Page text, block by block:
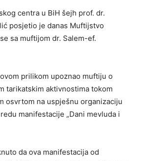
centra u BiH šejh prof. dr.
posjetio je danas Muftijstvo
sa muftijom dr. Salem-ef.
prilikom upoznao muftiju o
tarikatskim aktivnostima tokom
osvrtom na uspješnu organizaciju
manifestacije „Dani mevluda i
da ova manifestacija od